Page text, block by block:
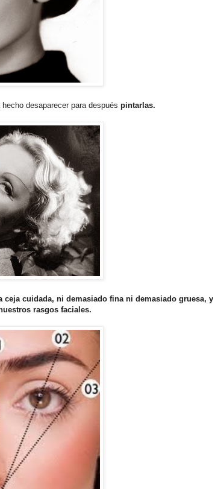
desaparecer para después pintarlas.
cuidada, ni demasiado fina ni demasiado gruesa, y
rasgos faciales.